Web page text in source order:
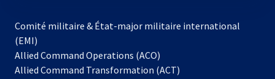
Comité militaire & État-major militaire international
(EMI)
Allied Command Operations (ACO)
dans
Allied Command Transformation (ACT)